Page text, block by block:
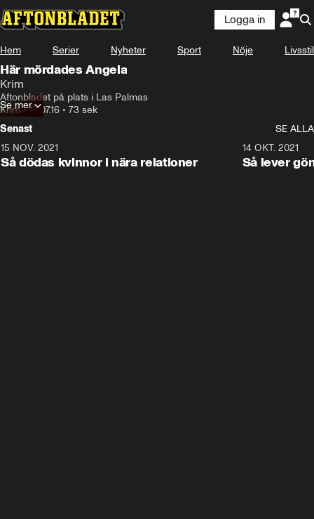
Logga in
Hem Serier Nyheter Sport Nöje Livsstil
Här mördades Angela
Krim
Aftonbladet på plats i Las Palmas
Krim•18.07.16 • 73 sek
Se mer
Senast
SE ALLA
15 NOV. 2021
Så dödas kvinnor i nära relationer
14 OKT. 2021
Så lever